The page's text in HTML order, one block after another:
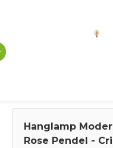
Hanglamp
Rose Pendel -